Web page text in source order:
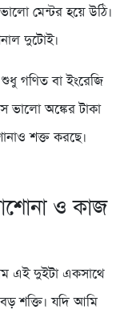
মেন্টর হয়ে উঠি।
দুটোই।
গণিত বা ইংরেজি
ভালো অঙ্কের টাকা
শক্ত করছে।
ও কাজ
এই দুইটা একসাথে
শক্তি। যদি আমি